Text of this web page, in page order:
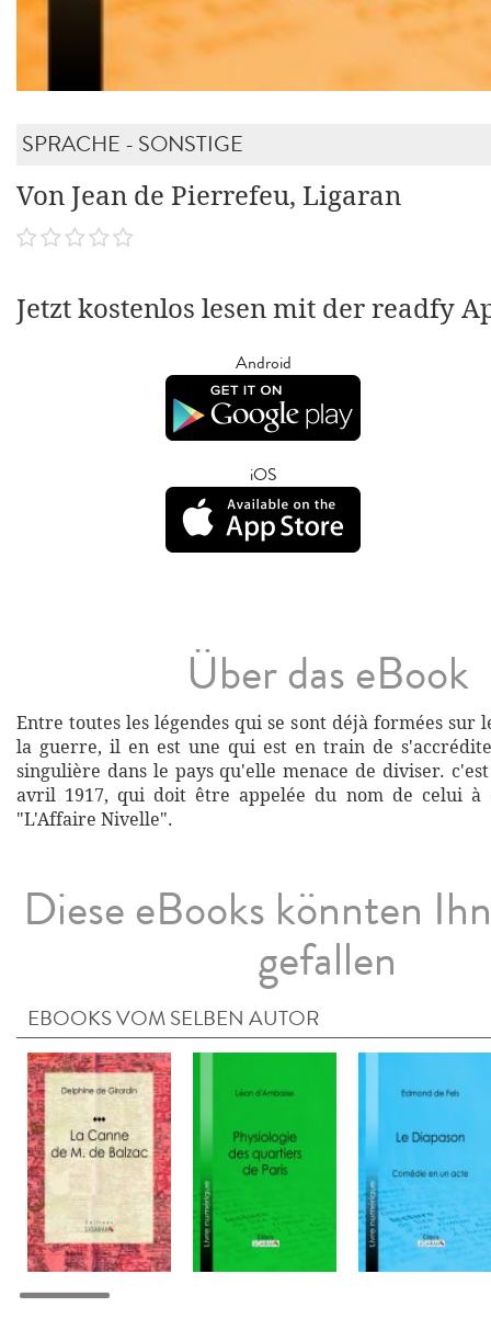
SPRACHE - SONSTIGE
Von Jean de Pierrefeu, Ligaran
Jetzt kostenlos lesen mit der readfy
Android
iOS
Über das eBook
Entre toutes les légendes qui se sont déjà formées sur
la guerre, il en est une qui est en train de
singulière dans le pays qu'elle menace de diviser.
avril 1917, qui doit être appelée du nom de celui
"L'Affaire Nivelle".
Diese eBooks könnten
gefallen
EBOOKS VOM SELBEN AUTOR